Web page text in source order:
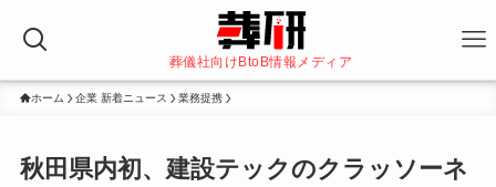
葬儀社向けBtoB情報メディア
ホーム 企業 新着ニュース 業務提携
秋田県内初、建設テックのクラッソーネ